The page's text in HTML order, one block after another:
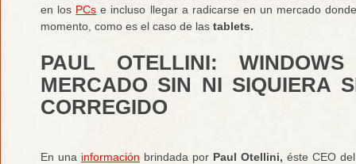
en los PCs e incluso llegar a radicarse en un mercado
momento, como es el caso de las tablets.
PAUL OTELLINI:
MERCADO SIN NI SIQUIERA
CORREGIDO
En una información brindada por Paul Otellini, éste CEO